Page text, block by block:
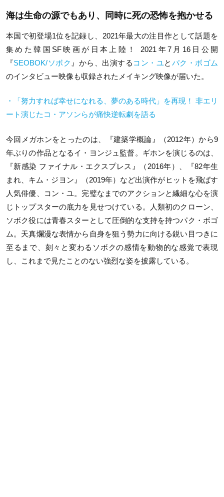
海は生命の源でもあり、同時に死の恐怖を抱かせる
本国で初登場1位を記録し、2021年最大の注目作として話題を
集めた韓国SF映画が日本上陸！ 2021年7月16日公開
『SEOBOK/ソボク 』から、出演する コン・ユと パク・ボゴム
のインタビュー映像も収録されたメイキング映像が届いた。
・「努力すれば幸せになれる、夢のある時代」を再現！ 非エリ
ート演じたコ・アソンらが痛快逆転劇を語る
今回メガホンをとったのは、『建築学概論』（2012年）から9
年ぶりの作品となるイ・ヨンジュ監督。ギホンを演じるのは、
『新感染 ファイナル・エクスプレス』（2016年）、『82年生
まれ、キム・ジヨン』（2019年）など出演作がヒットを飛ばす
人気俳優、コン・ユ。完璧なまでのアクションと繊細な心を演
じトップスターの底力を見せつけている。人類初のクローン、
ソボク役には⻘春スターとして圧倒的な支持を持つパク・ボゴ
ム。天真爛漫な表情から自身を狙う勢力に向ける鋭い目つきに
至るまで、刻々と変わるソボクの感情を動物的な感覚で表現
し、これまで見たことのない強烈な姿を披露している。